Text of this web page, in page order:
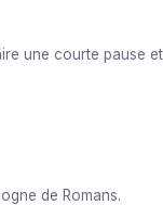
une courte pause
de Romans.